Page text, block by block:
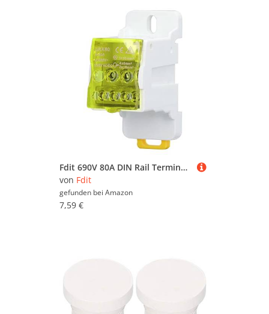
Fdit 690V 80A DIN Rail Terminal Verteiler Kasten, Feuerfester PA66 Spalt Barer Verbindungs Block mit Messing Leiter für Hochspannung Schränke Haus Geräte (gelbe Farbe)
von Fdit
gefunden bei Amazon
7,59 €